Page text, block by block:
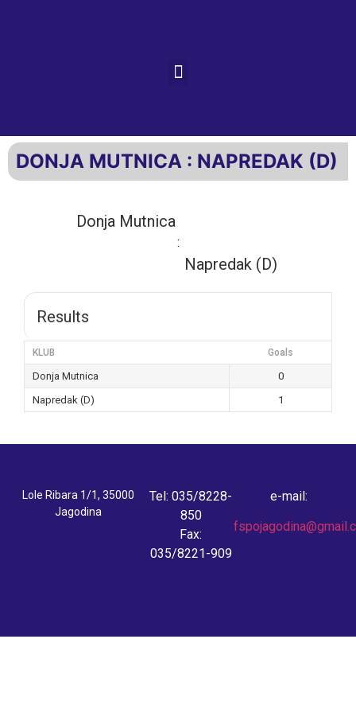
DONJA MUTNICA : NAPREDAK (D)
Donja Mutnica
:
Napredak (D)
Results
KLUB Goals
Donja Mutnica
0
Napredak (D)
1
Lole Ribara 1/1, 35000
Jagodina
Tel: 035/8228-
850
Fax:
035/8221-909
e-mail: